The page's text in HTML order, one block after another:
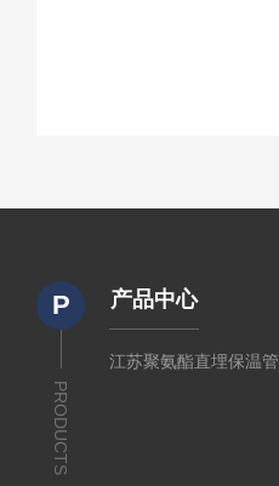
P
PRODUCTS
产品中心
江苏聚氨酯直埋保温管